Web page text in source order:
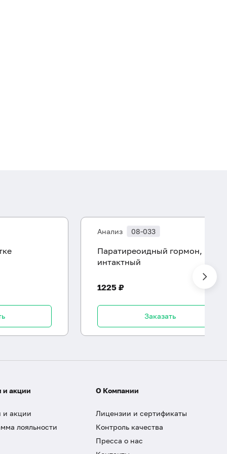
Анализ 08-033
Паратиреоидный гормон,
интактный
1225 ₽
Заказать
и акции
и акции
лояльности
О Компании
Лицензии и сертификаты
Контроль качества
Пресса о нас